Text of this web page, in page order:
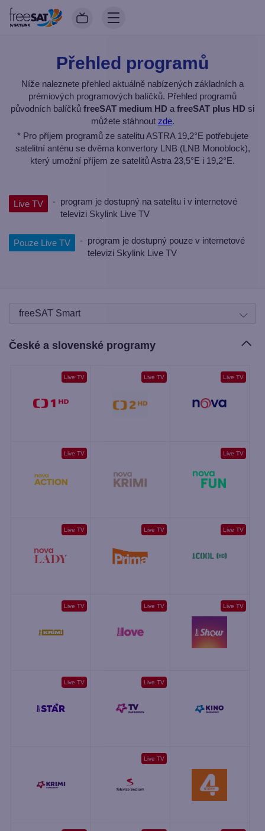
Přehled programů
Níže naleznete přehled aktuálně nabízených základních a
prémiových programových balíčků. Přehled programů
původních balíčků freeSAT medium HD a freeSAT plus HD si
můžete stáhnout zde.
* Pro příjem programů ze satelitu ASTRA 19,2°E potřebujete
satelitní anténu se dvěma konvertory LNB (LNB Monoblock),
který umožní příjem ze satelitů Astra 23,5°E i 19,2°E.
Live TV - program je dostupný na satelitu i v internetové
televizi Skylink Live TV
Pouze Live TV - program je dostupný pouze v internetové
televizi Skylink Live TV
České a slovenské programy
Live TV Live TV Live TV
Live TV Live TV
Live TV Live TV Live TV
Live TV Live TV Live TV
Live TV Live TV
Live TV